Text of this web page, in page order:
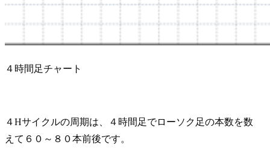
４時間足チャート
４Hサイクルの周期は、４時間足でローソク足の本数を数
えて６０～８０本前後です。